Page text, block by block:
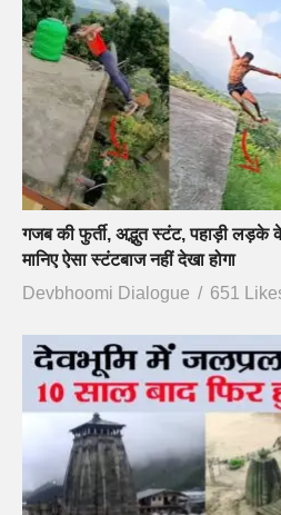
गजब की फुर्ती, अद्भुत स्टंट, पहाड़ी
मानिए ऐसा स्टंटबाज नहीं देखा होगा
Devbhoomi Dialogue
651